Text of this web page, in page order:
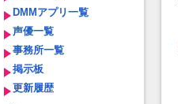
DMMアプリ一覧
声優一覧
事務所一覧
掲示板
更新履歴